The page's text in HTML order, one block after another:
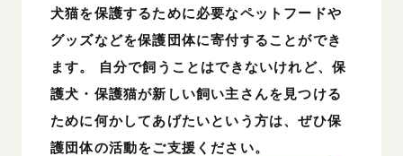
犬猫を保護するために必要なペットフードや
グッズなどを保護団体に寄付することができ
ます。 自分で飼うことはできないけれど、保
護犬・保護猫が新しい飼い主さんを見つける
ために何かしてあげたいという方は、ぜひ保
護団体の活動をご支援ください。